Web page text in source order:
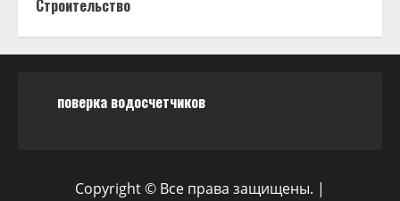
Строительство
поверка водосчетчиков
Copyright © Все права защищены. |